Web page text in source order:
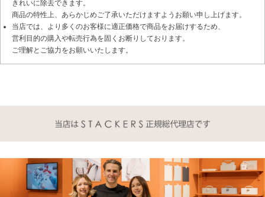
きれいに除去できます。
商品の特性上、あらかじめご了承いただけますようお願い申し上げます。
当店では、より多くのお客様に適正価格で商品をお届けするため、
営利目的の購入や転売行為を固くお断りしております。
ご理解とご協力をお願いいたします。